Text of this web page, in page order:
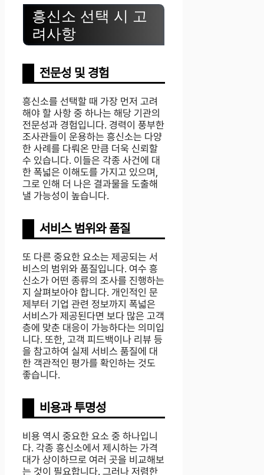
흥신소 선택 시 고
려사항
전문성 및 경험
흥신소를 선택할 때 가장 먼저 고려
해야 할 사항 중 하나는 해당 기관의
전문성과 경험입니다. 경력이 풍부한
조사관들이 운용하는 흥신소는 다양
한 사례를 다뤄온 만큼 더욱 신뢰할
수 있습니다. 이들은 각종 사건에 대
한 폭넓은 이해도를 가지고 있으며,
그로 인해 더 나은 결과물을 도출해
낼 가능성이 높습니다.
서비스 범위와 품질
또 다른 중요한 요소는 제공되는 서
비스의 범위와 품질입니다. 여수 흥
신소가 어떤 종류의 조사를 진행하는
지 살펴보아야 합니다. 개인적인 문
제부터 기업 관련 정보까지 폭넓은
서비스가 제공된다면 보다 많은 고객
층에 맞춘 대응이 가능하다는 의미입
니다. 또한, 고객 피드백이나 리뷰 등
을 참고하여 실제 서비스 품질에 대
한 객관적인 평가를 확인하는 것도
좋습니다.
비용과 투명성
비용 역시 중요한 요소 중 하나입니
다. 각종 흥신소에서 제시하는 가격
대가 상이하므로 여러 곳을 비교해보
는 것이 필요합니다. 그러나 저렴한